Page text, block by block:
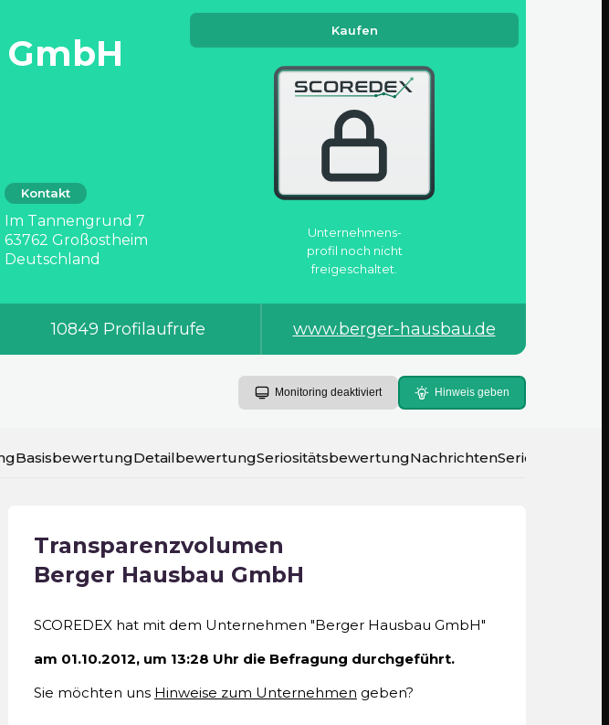
Kontakt
Im Tannengrund 7
63762 Großostheim
Deutschland
Kaufen
Unternehmens­
profil noch nicht
freigeschaltet.
10849 Profilaufrufe www.berger-hausbau.de
Monitoring deaktiviert Hinweis geben
BasisbewertungDetailbewertungSeriositätsbewertungNachrichten
Transparenzvolumen
Berger Hausbau GmbH
SCOREDEX hat mit dem Unternehmen "Berger Hausbau GmbH"
am 01.10.2012, um 13:28 Uhr die Befragung durchgeführt.
Sie möchten uns Hinweise zum Unternehmen geben?